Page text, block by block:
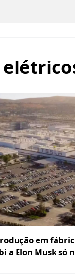
em
a Elon Musk só